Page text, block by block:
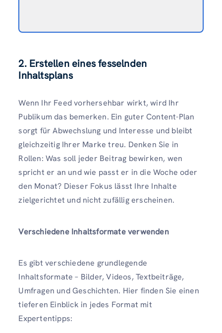
2. Erstellen eines fesselnden
Inhaltsplans
Wenn Ihr Feed vorhersehbar wirkt, wird Ihr
Publikum das bemerken. Ein guter Content-Plan
sorgt für Abwechslung und Interesse und bleibt
gleichzeitig Ihrer Marke treu. Denken Sie in
Rollen: Was soll jeder Beitrag bewirken, wen
spricht er an und wie passt er in die Woche oder
den Monat? Dieser Fokus lässt Ihre Inhalte
zielgerichtet und nicht zufällig erscheinen.
Verschiedene Inhaltsformate verwenden
Es gibt verschiedene grundlegende
Inhaltsformate – Bilder, Videos, Textbeiträge,
Umfragen und Geschichten. Hier finden Sie einen
tieferen Einblick in jedes Format mit
Expertentipps: